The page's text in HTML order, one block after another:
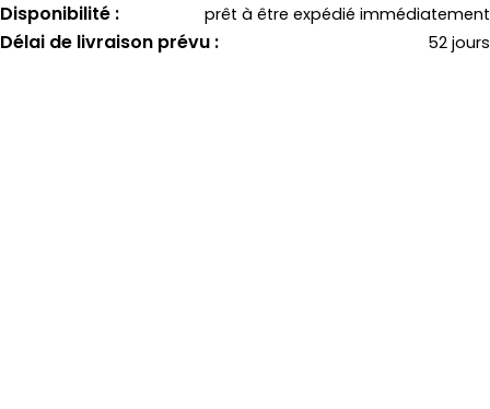
Disponibilité : prêt à être expédié immédiatement
Délai de livraison prévu : 52 jours